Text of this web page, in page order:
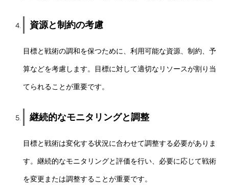
資源と制約の考慮
目標と戦術の調和を保つために、利用可能な資源、制約、予
算などを考慮します。目標に対して適切なリソースが割り当
てられることが重要です。
継続的なモニタリングと調整
目標と戦術は変化する状況に合わせて調整する必要がありま
す。継続的なモニタリングと評価を行い、必要に応じて戦術
を変更または調整することが重要です。